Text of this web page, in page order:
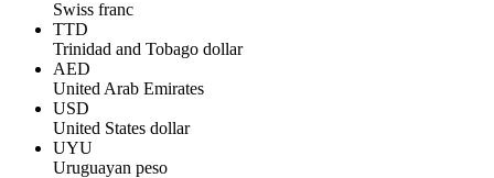
Swiss franc
TTD
Trinidad and Tobago dollar
AED
United Arab Emirates
USD
United States dollar
UYU
Uruguayan peso